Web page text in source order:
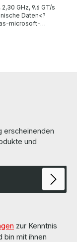
GHz, 9.6 GT/s
Daten<?
microsoft-
(Turbo:
set / Befehlssatz
us.Die Hardware
Seiten des
Teile sind
erscheinenden
und
zur Kenntnis
bin mit ihnen